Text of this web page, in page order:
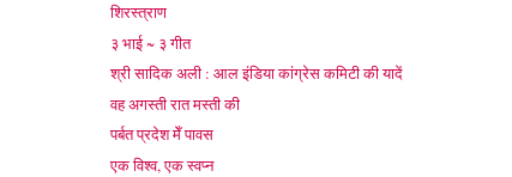
शिरस्त्राण
३ भाई ~ ३ गीत
श्री सादिक अली : आल इंडिया कांग्रेस कमिटी की यादें
वह अगस्ती रात मस्ती की
पर्बत प्रदेश मेँ पावस
एक विश्व, एक स्वप्न